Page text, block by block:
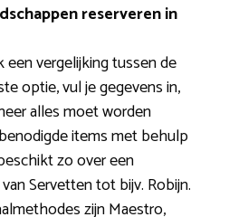
reserveren in
een vergelijking tussen de
optie, vul je gegevens in,
alles moet worden
items met behulp
zo over een
Servetten tot bijv. Robijn.
zijn Maestro,